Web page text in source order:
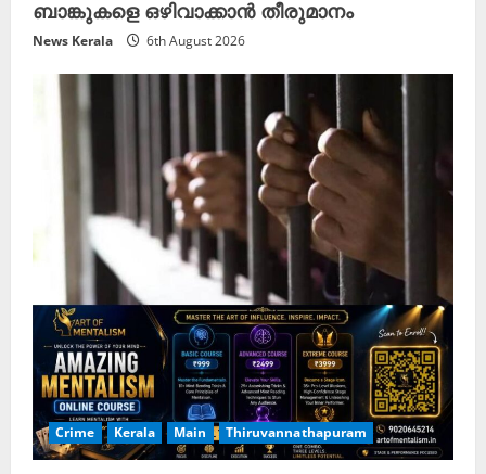
ബാങ്കുകളെ ഒഴിവാക്കാൻ തീരുമാനം
News Kerala 6th August 2026
Crime Kerala Main Thiruvannathapuram